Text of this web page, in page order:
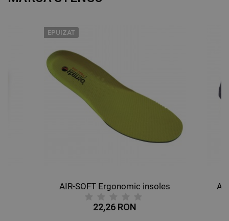
EPUIZAT
AIR-SOFT Ergonomic insoles
22,26 RON